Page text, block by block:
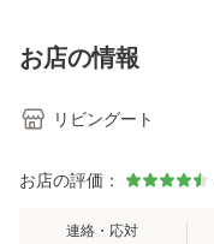
お店の情報
リビングート
お店の評価：
連絡・応対